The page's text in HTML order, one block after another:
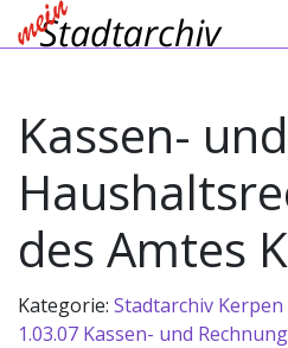
Kassen- und
des Amtes
Kategorie: Stadtarchiv Kerpen
1.03.07 Kassen- und